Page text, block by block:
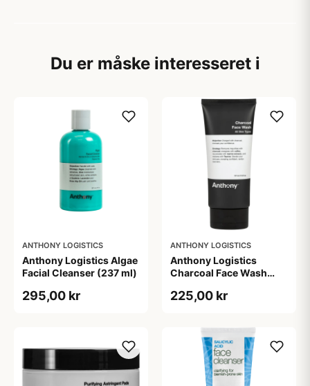
Du er måske interesseret i
ANTHONY LOGISTICS
Anthony Logistics Algae
Facial Cleanser (237 ml)
295,00 kr
ANTHONY LOGISTICS
Anthony Logistics
Charcoal Face Wash
225,00 kr